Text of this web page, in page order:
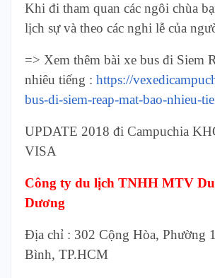
Khi đi tham quan các ngôi chùa
lịch sự và theo các nghi lễ của
=> Xem thêm bài xe bus đi Siem
nhiêu tiếng : https://
bus-di-siem-reap-mat-bao-nhieu-
UPDATE 2018 đi Campuchia
VISA
Công ty du lịch TNHH MTV
Dương
Địa chỉ : 302 Cộng Hòa, Phường
Bình, TP.HCM